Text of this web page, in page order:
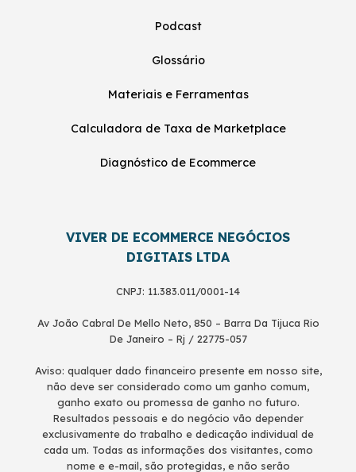
Podcast
Glossário
Materiais e Ferramentas
Calculadora de Taxa de Marketplace
Diagnóstico de Ecommerce
VIVER DE ECOMMERCE NEGÓCIOS
DIGITAIS LTDA
CNPJ: 11.383.011/0001-14
Av João Cabral De Mello Neto, 850 – Barra Da Tijuca Rio
De Janeiro – Rj / 22775-057
Aviso: qualquer dado financeiro presente em nosso site,
não deve ser considerado como um ganho comum,
ganho exato ou promessa de ganho no futuro.
Resultados pessoais e do negócio vão depender
exclusivamente do trabalho e dedicação individual de
cada um. Todas as informações dos visitantes, como
nome e e-mail, são protegidas, e não serão